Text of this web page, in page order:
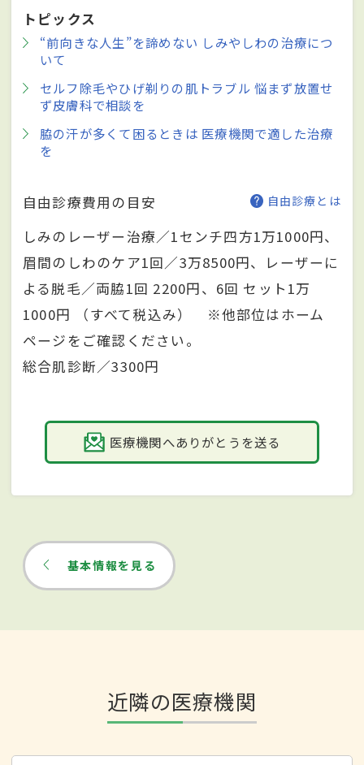
トピックス
“前向きな人生”を諦めない しみやしわの治療につ
いて
セルフ除毛やひげ剃りの肌トラブル 悩まず放置せ
ず皮膚科で相談を
脇の汗が多くて困るときは 医療機関で適した治療
を
自由診療費用の目安 自由診療とは
しみのレーザー治療／1センチ四方1万1000円、
眉間のしわのケア1回／3万8500円、レーザーに
よる脱毛／両脇1回 2200円、6回 セット1万
1000円 （すべて税込み） ※他部位はホーム
ページをご確認ください。
総合肌診断／3300円
医療機関へありがとうを送る
基本情報を見る
近隣の医療機関